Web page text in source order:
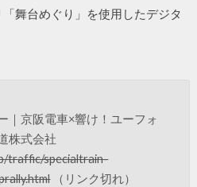
舞台めぐり」を使用したデジタ
｜京阪電車×響け！ユーフォ
株式会社
traffic/specialtrain-
（リンク切れ）